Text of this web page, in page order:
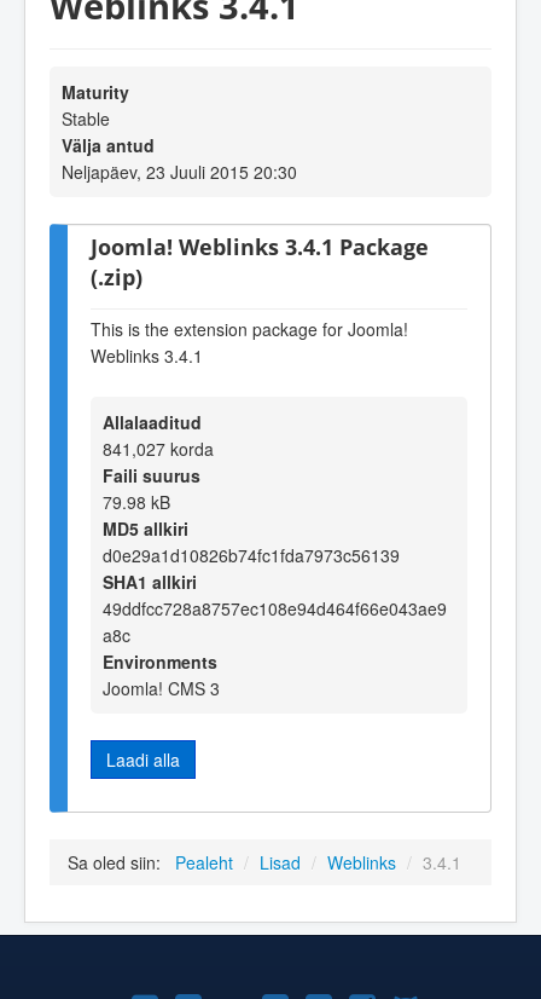
Maturity
Stable
Välja antud
Neljapäev, 23 Juuli 2015 20:30
Joomla! Weblinks 3.4.1 Package
(.zip)
This is the extension package for Joomla!
Weblinks 3.4.1
Allalaaditud
841,027 korda
Faili suurus
79.98 kB
MD5 allkiri
d0e29a1d10826b74fc1fda7973c56139
SHA1 allkiri
49ddfcc728a8757ec108e94d464f66e043ae9
a8c
Environments
Joomla! CMS 3
Laadi alla
Sa oled siin: Pealeht / Lisad / Weblinks / 3.4.1